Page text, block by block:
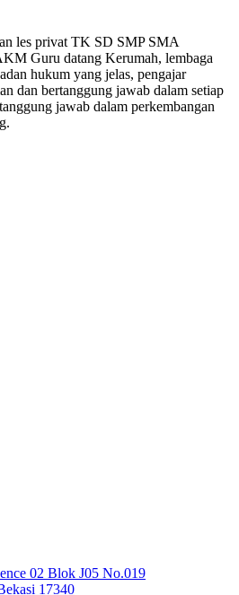
les privat TK SD SMP SMA
Guru datang Kerumah, lembaga
hukum yang jelas, pengajar
dan bertanggung jawab dalam setiap
jawab dalam perkembangan
02 Blok J05 No.019
17340